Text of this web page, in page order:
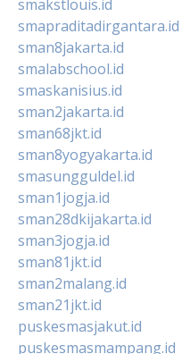
smakstlouis.id
smapraditadirgantara.id
sman8jakarta.id
smalabschool.id
smaskanisius.id
sman2jakarta.id
sman68jkt.id
sman8yogyakarta.id
smasungguldel.id
sman1jogja.id
sman28dkijakarta.id
sman3jogja.id
sman81jkt.id
sman2malang.id
sman21jkt.id
puskesmasjakut.id
puskesmasmampang.id